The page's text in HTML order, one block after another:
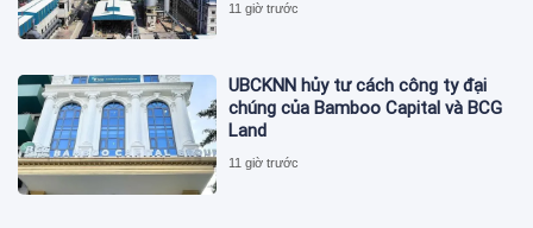
11 giờ trước
UBCKNN hủy tư cách công ty đại
chúng của Bamboo Capital và BCG
Land
11 giờ trước